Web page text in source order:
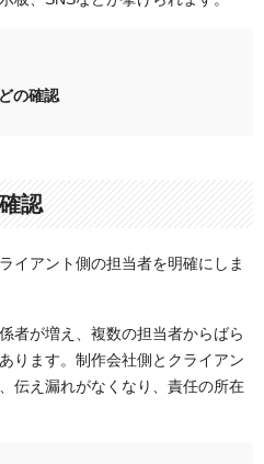
の確認
認
イアント側の担当者を明確にしま
者が増え、複数の担当者からばら
ります。制作会社側とクライアン
伝え漏れがなくなり、責任の所在